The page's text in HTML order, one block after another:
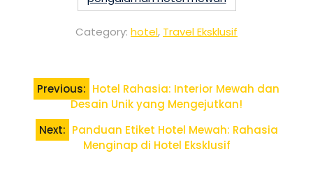
Category: hotel, Travel Eksklusif
Post
navigation
Previous: Hotel Rahasia: Interior Mewah dan
Desain Unik yang Mengejutkan!
Next: Panduan Etiket Hotel Mewah: Rahasia
Menginap di Hotel Eksklusif